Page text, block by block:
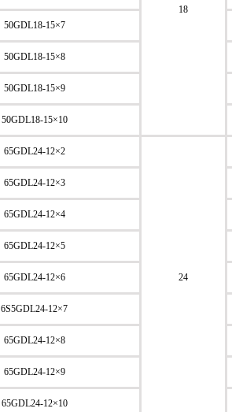
18
50GDL18-15×7
50GDL18-15×8
50GDL18-15×9
50GDL18-15×10
65GDL24-12×2
24
65GDL24-12×3
65GDL24-12×4
65GDL24-12×5
65GDL24-12×6
6S5GDL24-12×7
65GDL24-12×8
65GDL24-12×9
65GDL24-12×10